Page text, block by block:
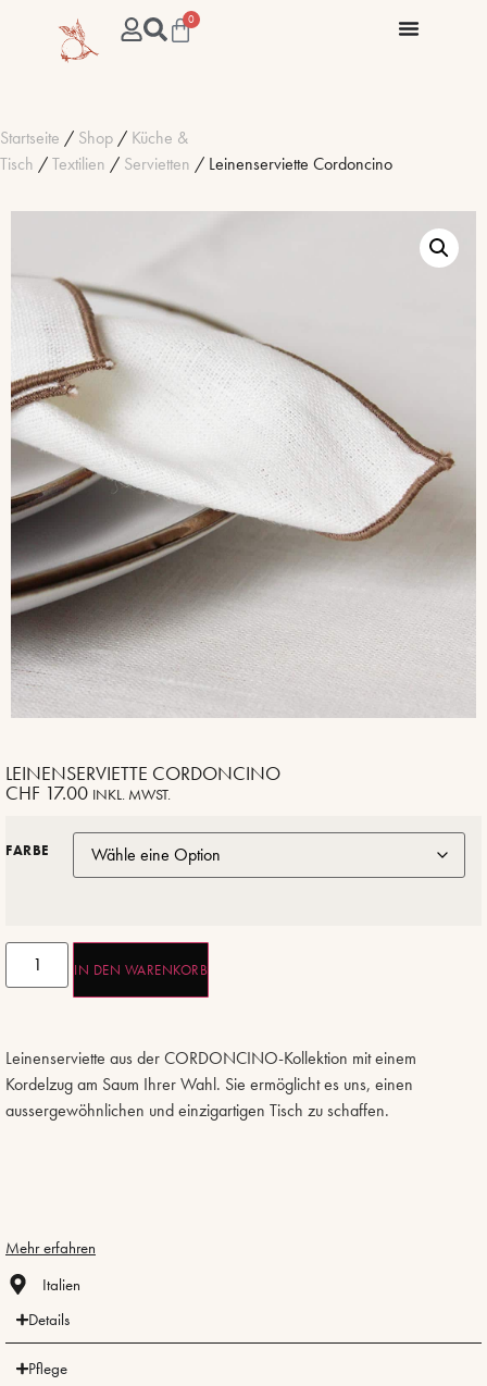
0
Startseite / Shop / Küche &
Tisch /Textilien / Servietten / Leinenserviette Cordoncino
LEINENSERVIETTE CORDONCINO
CHF 17.00 INKL. MWST.
FARBE
IN DEN WARENKORB
Leinenserviette aus der CORDONCINO-Kollektion mit einem
Kordelzug am Saum Ihrer Wahl. Sie ermöglicht es uns, einen
aussergewöhnlichen und einzigartigen Tisch zu schaffen.
Mehr erfahren
Italien
Details
Pflege